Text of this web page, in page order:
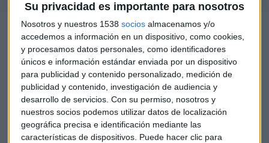
Su privacidad es importante para nosotros
Nosotros y nuestros 1538 socios almacenamos y/o
accedemos a información en un dispositivo, como cookies,
y procesamos datos personales, como identificadores
únicos e información estándar enviada por un dispositivo
para publicidad y contenido personalizado, medición de
publicidad y contenido, investigación de audiencia y
desarrollo de servicios. Con su permiso, nosotros y
nuestros socios podemos utilizar datos de localización
geográfica precisa e identificación mediante las
características de dispositivos. Puede hacer clic para
El nuevo CEO tomó las riendas de Boeing en agosto, pero
revertir la situación de la empresa está siendo todo un reto.
De ahí que el responsable en España de Leverage Shares
considere que no será fácil "dar la vuelta a un mastodonte"
como Boeing y que pueda superar sus problemas. "En los
últimos meses, incluso años, lo que ha ido dando Boeing son
malas noticiasypreocupación al mercado", señala
Vacchiano.